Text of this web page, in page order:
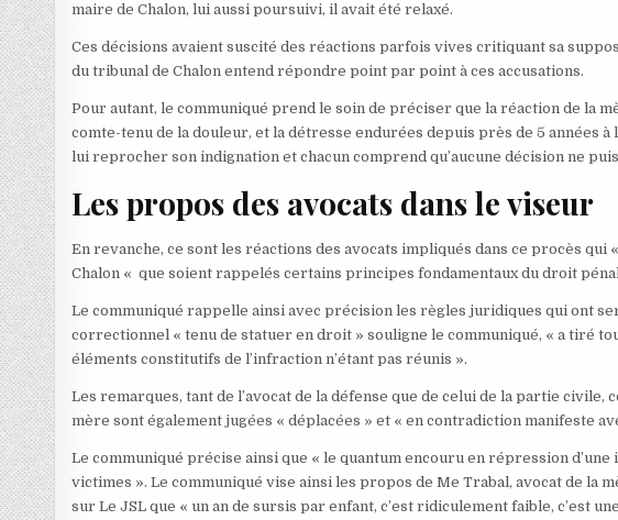
maire de Chalon, lui aussi poursuivi, il avait été relaxé.
Ces décisions avaient suscité des réactions parfois vives critiquant sa
du tribunal de Chalon entend répondre point par point à ces accusations.
Pour autant, le communiqué prend le soin de préciser que la réaction de la
comte-tenu de la douleur, et la détresse endurées depuis près de 5 années
lui reprocher son indignation et chacun comprend qu’aucune décision ne
Les propos des avocats dans le viseur
En revanche, ce sont les réactions des avocats impliqués dans ce procès
Chalon « que soient rappelés certains principes fondamentaux du droit
Le communiqué rappelle ainsi avec précision les règles juridiques qui ont
correctionnel « tenu de statuer en droit » souligne le communiqué, « a tiré
éléments constitutifs de l’infraction n’étant pas réunis ».
Les remarques, tant de l’avocat de la défense que de celui de la partie civile,
mère sont également jugées « déplacées » et « en contradiction manifeste
Le communiqué précise ainsi que « le quantum encouru en répression
victimes ». Le communiqué vise ainsi les propos de Me Trabal, avocat de la
sur Le JSL que « un an de sursis par enfant, c’est ridiculement faible, c’est